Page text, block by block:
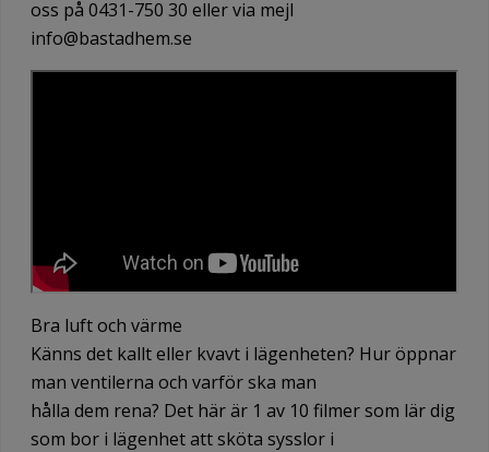
oss på 0431-750 30 eller via mejl
info@bastadhem.se
Bra luft och värme
Känns det kallt eller kvavt i lägenheten? Hur öppnar
man ventilerna och varför ska man
hålla dem rena? Det här är 1 av 10 filmer som lär dig
som bor i lägenhet att sköta sysslor i